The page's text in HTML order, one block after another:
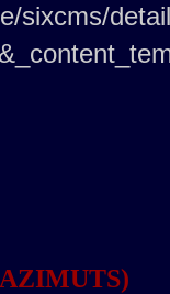
sixcms/